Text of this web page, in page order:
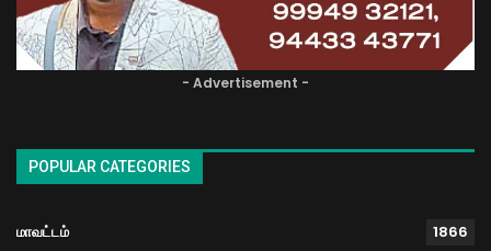
- Advertisement -
POPULAR CATEGORIES
மாவட்டம் 1866